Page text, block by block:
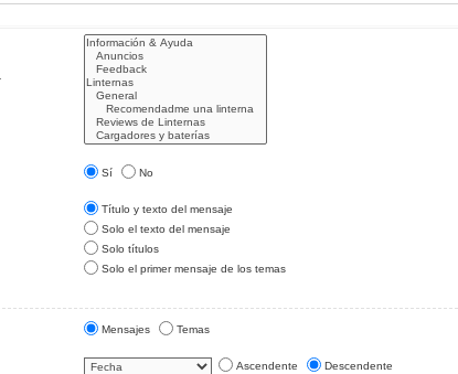
Sí No
Título y texto del mensaje
Solo el texto del mensaje
Solo títulos
Solo el primer mensaje de los temas
Mensajes Temas
Ascendente Descendente